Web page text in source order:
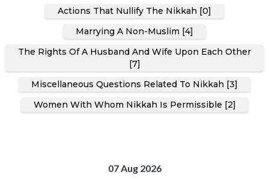
Actions That Nullify The Nikkah [0]
Marrying A Non-Muslim [4]
The Rights Of A Husband And Wife Upon Each Other
[7]
Miscellaneous Questions Related To Nikkah [3]
Women With Whom Nikkah Is Permissible [2]
07 Aug 2026